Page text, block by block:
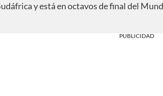
y está en octavos de final del
PUBLICIDAD